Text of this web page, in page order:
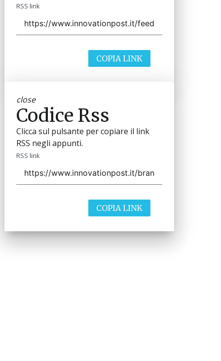
RSS link
COPIA LINK
close
Codice Rss
Clicca sul pulsante per copiare il link
RSS negli appunti.
RSS link
COPIA LINK